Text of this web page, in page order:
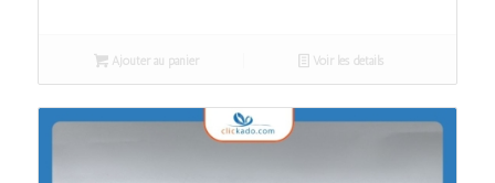
Ajouter au panier Voir les détails